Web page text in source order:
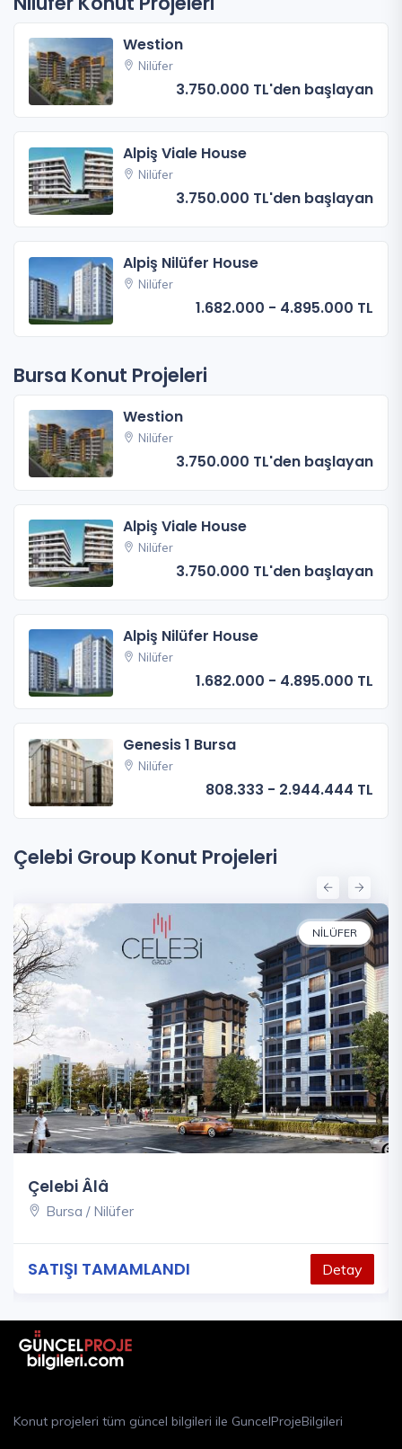
Westion
Nilüfer
3.750.000 TL'den başlayan
Alpiş Viale House
Nilüfer
3.750.000 TL'den başlayan
Alpiş Nilüfer House
Nilüfer
1.682.000 - 4.895.000 TL
Bursa Konut Projeleri
Westion
Nilüfer
3.750.000 TL'den başlayan
Alpiş Viale House
Nilüfer
3.750.000 TL'den başlayan
Alpiş Nilüfer House
Nilüfer
1.682.000 - 4.895.000 TL
Genesis 1 Bursa
Nilüfer
808.333 - 2.944.444 TL
Çelebi Group Konut Projeleri
NILÜFER
Çelebi Âlâ
Bursa / Nilüfer
SATIŞI TAMAMLANDI Detay
Konut projeleri tüm güncel bilgileri ile GuncelProjeBilgileri